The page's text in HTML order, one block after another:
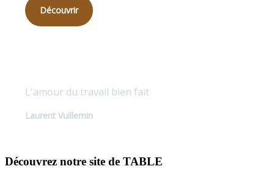
Découvrir
L'amour du travail bien fait
Laurent Vuillemin
Découvrez notre site de TABLE